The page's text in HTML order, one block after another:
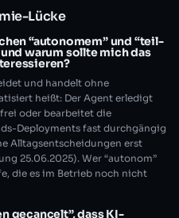
Lücke
“autonomem” und “teil-
warum sollte mich das
und handelt ohne
heißt: Der Agent erledigt
oder bearbeitet die
Deployments fast durchgängig
Alltagsentscheidungen erst
25.06.2025). Wer “autonom”
die es im Betrieb noch nicht
gecancelt”, dass KI-